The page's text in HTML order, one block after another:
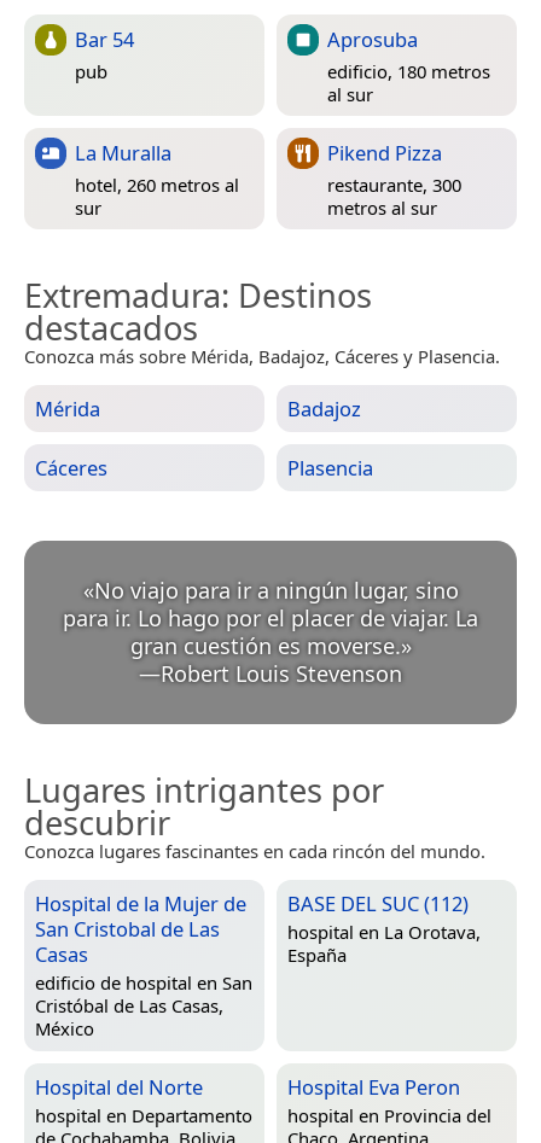
Bar 54
pub
Aprosuba
edificio, 180 metros
al sur
La Muralla
hotel, 260 metros al
sur
Pikend Pizza
restaurante, 300
metros al sur
Extremadura: Destinos
destacados
Conozca más sobre Mérida, Badajoz, Cáceres y Plasencia.
Mérida Badajoz
Cáceres Plasencia
«No viajo para ir a ningún lugar, sino
para ir. Lo hago por el placer de viajar. La
gran cuestión es moverse. »
—Robert Louis Stevenson
Lugares intrigantes por
descubrir
Conozca lugares fascinantes en cada rincón del mundo.
Hospital de la Mujer de
San Cristobal de Las
Casas
edificio de hospital en San
Cristóbal de Las Casas,
México
BASE DEL SUC (112)
hospital en La Orotava,
España
Hospital del Norte
hospital en Departamento
de Cochabamba, Bolivia
Hospital Eva Peron
hospital en Provincia del
Chaco, Argentina